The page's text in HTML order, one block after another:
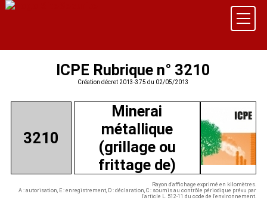
ICPE Rubrique n° 3210
Création décret 2013-375 du 02/05/2013
3210
Minerai
métallique
(grillage ou
frittage de)
Rayon d'affichage exprimé en kilomètres.
A : autorisation, E : enregistrement, D : déclaration, C : soumis au contrôle périodique prévu par
l'article L. 512-11 du code de l'environnement.